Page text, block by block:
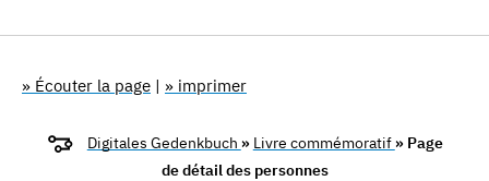
» Écouter la page | » imprimer
Digitales Gedenkbuch » Livre commémoratif » Page
de détail des personnes